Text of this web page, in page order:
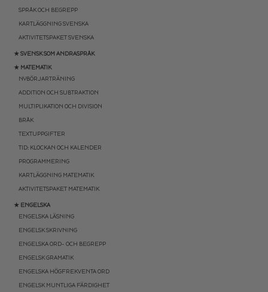
SPRÅK OCH BEGREPP
KARTLÄGGNING SVENSKA
AKTIVITETSPAKET SVENSKA
★ SVENSK SOM ANDRASPRÅK
★ MATEMATIK
NYBÖRJARTRÄNING
ADDITION OCH SUBTRAKTION
MULTIPLIKATION OCH DIVISION
BRÅK
TEXTUPPGIFTER
TID: KLOCKAN OCH KALENDER
PROGRAMMERING
KARTLÄGGNING MATEMATIK
AKTIVITETSPAKET MATEMATIK
★ ENGELSKA
ENGELSKA LÄSNING
ENGELSK SKRIVNING
ENGELSKA ORD- OCH BEGREPP
ENGELSK GRAMATIK
ENGELSKA HÖGFREKVENTA ORD
ENGELSK MUNTLIGA FÄRDIGHET